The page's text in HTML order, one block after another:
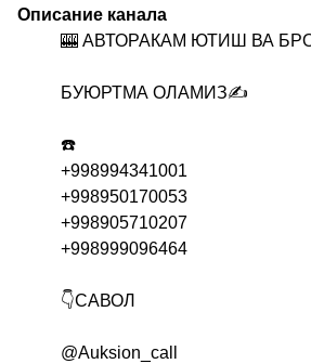
Описание канала
🎰 АВТОРАКАМ ЮТИШ ВА
БУЮРТМА ОЛАМИЗ✍️
☎️
+998994341001
+998950170053
+998905710207
+998999096464
👇САВОЛ
@Auksion_call